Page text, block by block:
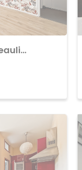
Achat Appartement Beaulieu